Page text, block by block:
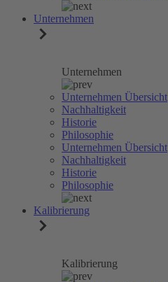
Unternehmen
Unternehmen
Unternehmen Übersicht
Nachhaltigkeit
Historie
Philosophie
Unternehmen Übersicht
Nachhaltigkeit
Historie
Philosophie
Kalibrierung
Kalibrierung